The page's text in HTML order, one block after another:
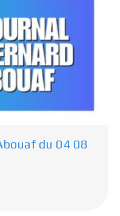
du 04 08